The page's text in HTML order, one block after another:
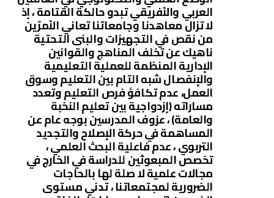
العربي والأفريقي تبدو حالكة القتامة ، إذ
لا تزال معاهدنا وجامعاتنا تعاني الأمرّين
من نقص في التجهيزات والبنى التحتية
ناهيك عن تخلف المناهج والقوانين
الإدارية المنظمة للعملية التعليمية
والإنفصال شبه التام بين التعليم وسوق
العمل، عدم تكافؤ فرص التعليم وتعدد
مساراته (إزدواجية بين تعليم النخبة
والعامة) ، عزوف المدرسين بوجه عام عن
المساهمة في حركة الإصلاح والتجديد
التربوي ، عدم فاعلية البحث العلمي ،
تخصص المبعوثين للدراسة في الخارج في
مجالات علمية لا صلة لها بالحاجات
الضرورية لمجتمعاتنا ، تدني مستوى